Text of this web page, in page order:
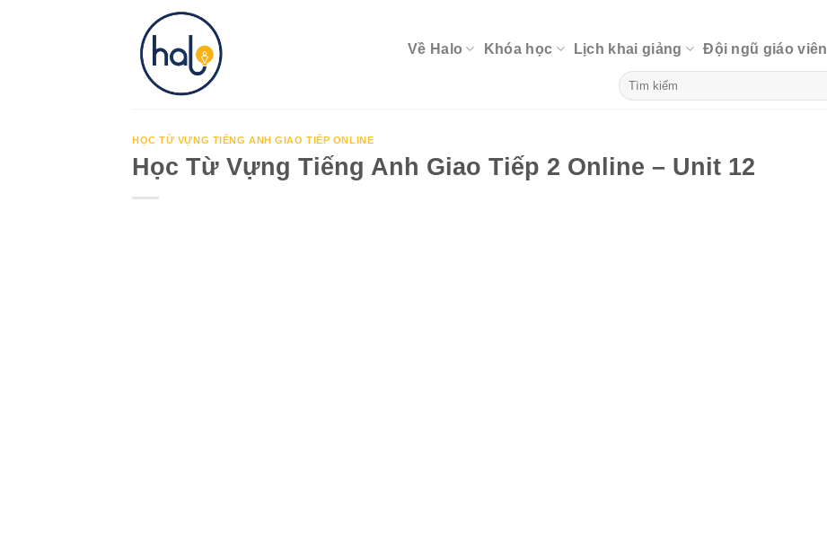
Về Halo Khóa học Lịch khai giảng Đội ngũ giáo viên
HỌC TỪ VỰNG TIẾNG ANH GIAO TIẾP ONLINE
Học Từ Vựng Tiếng Anh Giao Tiếp 2 Online – Unit 12